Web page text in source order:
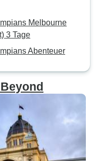
Melbourne
3 Tage
Abenteuer